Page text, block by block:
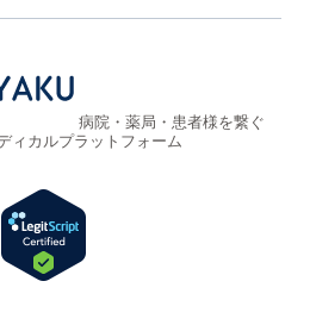
病院・薬局・患者様を繋ぐ
ィカルプラットフォーム